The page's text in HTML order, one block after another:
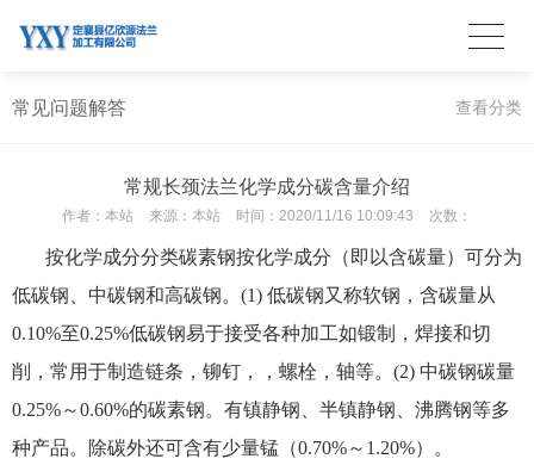
常见问题解答 查看分类
常规长颈法兰化学成分碳含量介绍
作者： 本站 来源： 本站 时间： 2020/11/16 10:09:43 次数：
按化学成分分类碳素钢按化学成分（即以含碳量）可分为
低碳钢、中碳钢和高碳钢。(1) 低碳钢又称软钢，含碳量从
0.10%至0.25%低碳钢易于接受各种加工如锻制，焊接和切
削，常用于制造链条，铆钉，，螺栓，轴等。(2) 中碳钢碳量
0.25%～0.60%的碳素钢。有镇静钢、半镇静钢、沸腾钢等多
种产品。除碳外还可含有少量锰（0.70%～1.20%）。